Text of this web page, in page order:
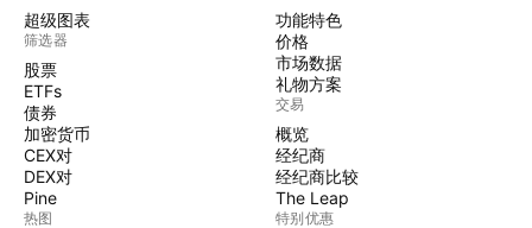
超级图表
筛选器
股票
ETFs
债券
加密货币
CEX对
DEX对
Pine
热图
功能特色
价格
市场数据
礼物方案
交易
概览
经纪商
经纪商比较
The Leap
特别优惠